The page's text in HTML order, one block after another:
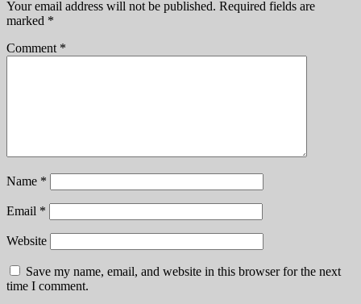
Your email address will not be published. Required fields are
marked *
Comment *
Name *
Email *
Website
Save my name, email, and website in this browser for the next
time I comment.